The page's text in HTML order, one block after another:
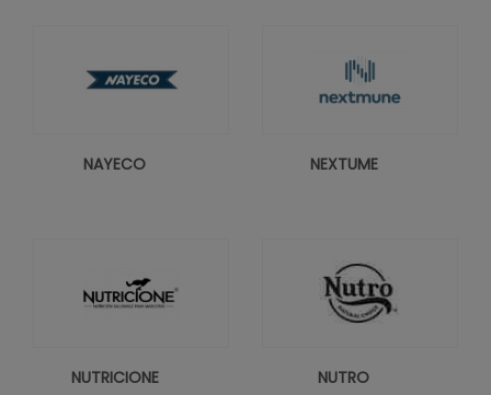
NAYECO NEXTUME
NUTRICIONE NUTRO